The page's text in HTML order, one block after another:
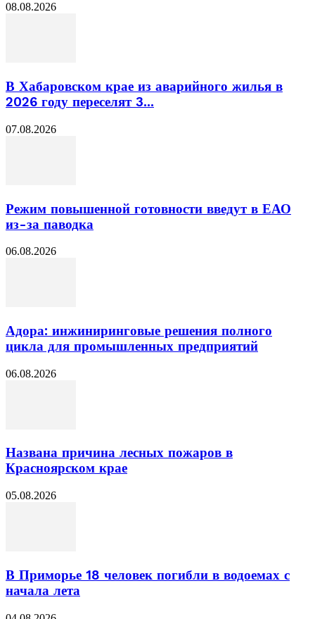
08.08.2026
В Хабаровском крае из аварийного жилья в
2026 году переселят 3...
07.08.2026
Режим повышенной готовности введут в ЕАО
из-за паводка
06.08.2026
Адора: инжиниринговые решения полного
цикла для промышленных предприятий
06.08.2026
Названа причина лесных пожаров в
Красноярском крае
05.08.2026
В Приморье 18 человек погибли в водоемах с
начала лета